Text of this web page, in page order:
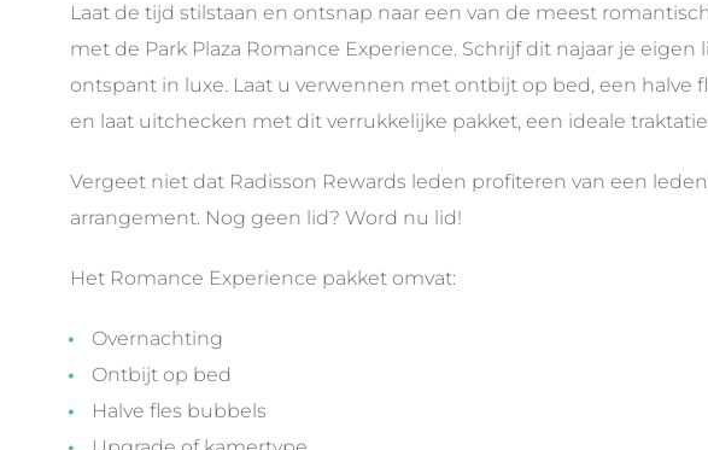
Laat de tijd stilstaan en ontsnap naar een van de meest
met de Park Plaza Romance Experience. Schrijf dit najaar je eigen
ontspant in luxe. Laat u verwennen met ontbijt op bed, een halve
en laat uitchecken met dit verrukkelijke pakket, een ideale
Vergeet niet dat Radisson Rewards leden profiteren van een
arrangement. Nog geen lid? Word nu lid!
Het Romance Experience pakket omvat:
Overnachting
Ontbijt op bed
Halve fles bubbels